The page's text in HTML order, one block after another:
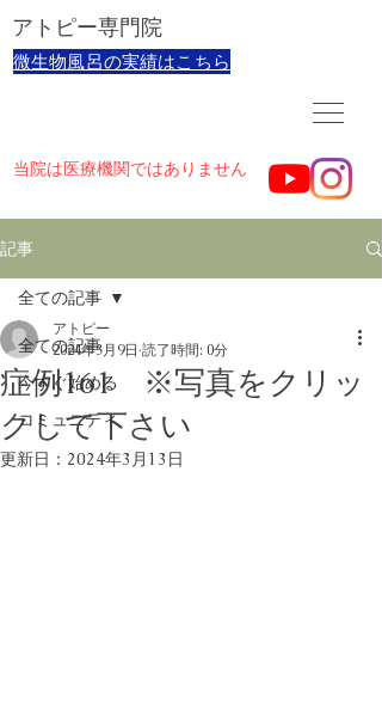
​アトピー専門院
​微生物風呂の実績はこちら
当院は医療機関ではありません
記事
全ての記事
今すぐ始める
コミュニティ
全ての記事
症例161 ※写真をクリッ
クして下さい
アトピー
2024年3月9日 読了時間: 0分
更新日： 2024年3月13日